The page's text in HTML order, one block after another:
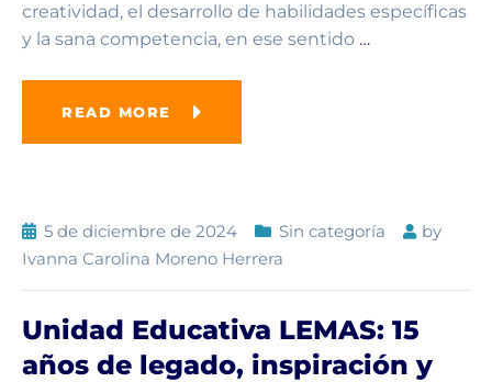
creatividad, el desarrollo de habilidades específicas
y la sana competencia, en ese sentido …
READ MORE
5 de diciembre de 2024 Sin categoría
by
Ivanna Carolina Moreno Herrera
Unidad Educativa LEMAS: 15
años de legado, inspiración y